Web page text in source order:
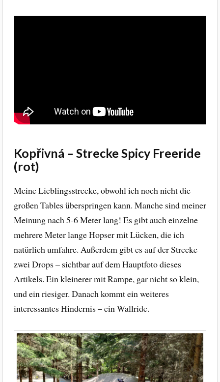
Kopřivná – Strecke Spicy Freeride
(rot)
Meine Lieblingsstrecke, obwohl ich noch nicht die
großen Tables überspringen kann. Manche sind meiner
Meinung nach 5-6 Meter lang! Es gibt auch einzelne
mehrere Meter lange Hopser mit Lücken, die ich
natürlich umfahre. Außerdem gibt es auf der Strecke
zwei Drops – sichtbar auf dem Hauptfoto dieses
Artikels. Ein kleinerer mit Rampe, gar nicht so klein,
und ein riesiger. Danach kommt ein weiteres
interessantes Hindernis – ein Wallride.